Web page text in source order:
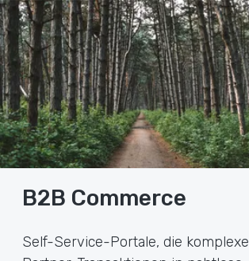
B2B Commerce
Self-Service-Portale, die komplexe
Service B2B Commerce